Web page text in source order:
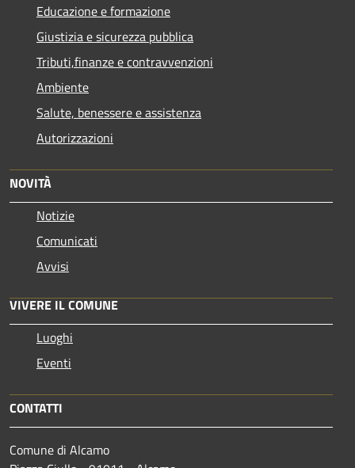
Educazione e formazione
Giustizia e sicurezza pubblica
Tributi,finanze e contravvenzioni
Ambiente
Salute, benessere e assistenza
Autorizzazioni
NOVITÀ
Notizie
Comunicati
Avvisi
VIVERE IL COMUNE
Luoghi
Eventi
CONTATTI
Comune di Alcamo